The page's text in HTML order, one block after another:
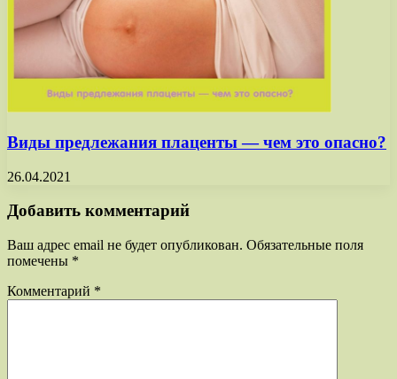
Виды предлежания плаценты — чем это опасно?
26.04.2021
Добавить комментарий
Ваш адрес email не будет опубликован. Обязательные поля
помечены *
Комментарий *